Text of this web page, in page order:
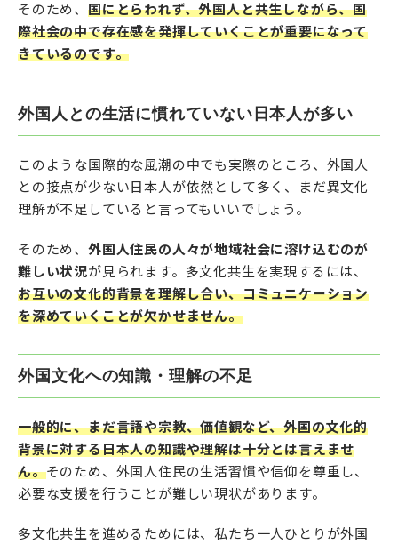
そのため、 国にとらわれず、外国人と共生しながら、国
際社会の中で存在感を発揮していくことが重要になって
きているのです。
外国人との生活に慣れていない日本人が多い
このような国際的な風潮の中でも実際のところ、外国人
との接点が少ない日本人が依然として多く、まだ異文化
理解が不足していると言ってもいいでしょう。
そのため、 外国人住民の人々が地域社会に溶け込むのが
難しい状況が見られます。多文化共生を実現するには、
お互いの文化的背景を理解し合い、コミュニケーション
を深めていくことが欠かせません。
外国文化への知識・理解の不足
一般的に、まだ言語や宗教、価値観など、外国の文化的
背景に対する日本人の知識や理解は十分とは言えませ
ん。そのため、外国人住民の生活習慣や信仰を尊重し、
必要な支援を行うことが難しい現状があります。
多文化共生を進めるためには、私たち一人ひとりが外国